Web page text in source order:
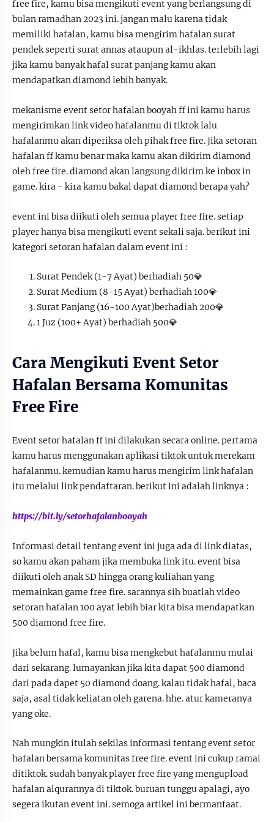
free fire, kamu bisa mengikuti event yang berlangsung di
bulan ramadhan 2023 ini. jangan malu karena tidak
memiliki hafalan, kamu bisa mengirim hafalan surat
pendek seperti surat annas ataupun al-ikhlas. terlebih lagi
jika kamu banyak hafal surat panjang kamu akan
mendapatkan diamond lebih banyak.
mekanisme event setor hafalan booyah ff ini kamu harus
mengirimkan link video hafalanmu di tiktok lalu
hafalanmu akan diperiksa oleh pihak free fire. Jika setoran
hafalan ff kamu benar maka kamu akan dikirim diamond
oleh free fire. diamond akan langsung dikirim ke inbox in
game. kira - kira kamu bakal dapat diamond berapa yah?
event ini bisa diikuti oleh semua player free fire. setiap
player hanya bisa mengikuti event sekali saja. berikut ini
kategori setoran hafalan dalam event ini :
Surat Pendek (1-7 Ayat) berhadiah 50💎
Surat Medium (8-15 Ayat) berhadiah 100💎
Surat Panjang (16-100 Ayat)berhadiah 200💎
1 Juz (100+ Ayat) berhadiah 500💎
Cara Mengikuti Event Setor
Hafalan Bersama Komunitas
Free Fire
Event setor hafalan ff ini dilakukan secara online. pertama
kamu harus menggunakan aplikasi tiktok untuk merekam
hafalanmu. kemudian kamu harus mengirim link hafalan
itu melalui link pendaftaran. berikut ini adalah linknya :
https://bit.ly/setorhafalanbooyah
Informasi detail tentang event ini juga ada di link diatas,
so kamu akan paham jika membuka link itu. event bisa
diikuti oleh anak SD hingga orang kuliahan yang
memainkan game free fire. sarannya sih buatlah video
setoran hafalan 100 ayat lebih biar kita bisa mendapatkan
500 diamond free fire.
Jika belum hafal, kamu bisa mengkebut hafalanmu mulai
dari sekarang. lumayankan jika kita dapat 500 diamond
dari pada dapet 50 diamond doang. kalau tidak hafal, baca
saja, asal tidak keliatan oleh garena. hhe. atur kameranya
yang oke.
Nah mungkin itulah sekilas informasi tentang event setor
hafalan bersama komunitas free fire. event ini cukup ramai
ditiktok. sudah banyak player free fire yang mengupload
hafalan alqurannya di tiktok. buruan tunggu apalagi, ayo
segera ikutan event ini. semoga artikel ini bermanfaat.